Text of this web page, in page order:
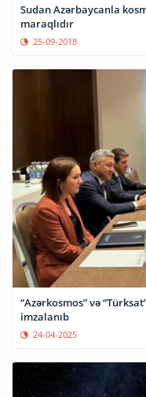
Sudan Azərbaycanla
maraqlıdır
25-09-2018
“Azərkosmos” və
imzalanıb
24-04-2025